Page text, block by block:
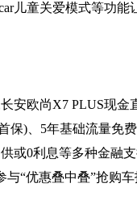
儿童关爱模式等功能
安欧尚X7 PLUS现金
保)、5年基础流量免
或0利息等多种金融
与“优惠叠中叠”抢购